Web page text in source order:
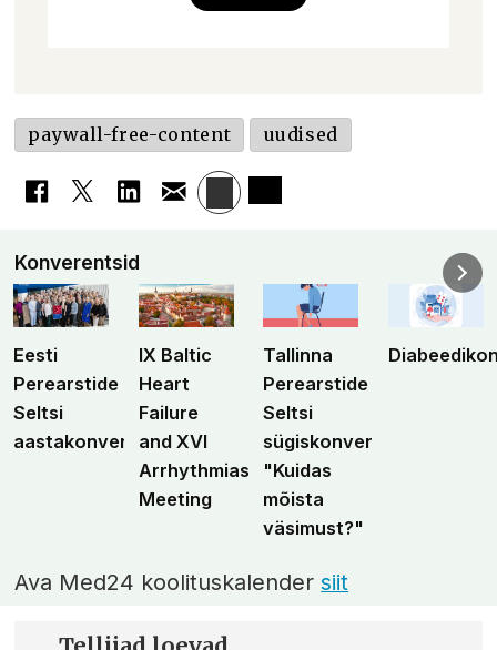
paywall-free-content uudised
Konverentsid
Eesti
Perearstide
Seltsi
aastakonverents
IX Baltic
Heart
Failure
and XVI
Arrhythmias
Meeting
Tallinna
Perearstide
Seltsi
sügiskonverents
"Kuidas
mõista
väsimust?"
Ava Med24 koolituskalendersiit